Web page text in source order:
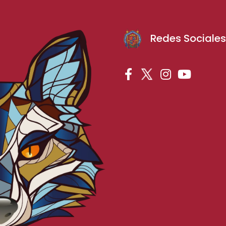
Redes Sociales